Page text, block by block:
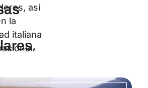
así
la
italiana